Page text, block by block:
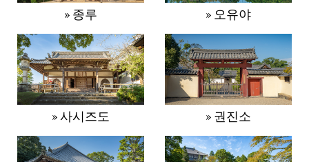
» 종루 » 오유야
» 사시즈도 » 권진소